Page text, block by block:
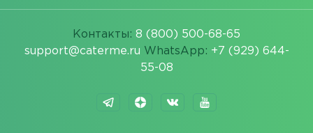
Контакты: 8 (800) 500-68-65
support@caterme.ru WhatsApp: +7 (929) 644-
55-08